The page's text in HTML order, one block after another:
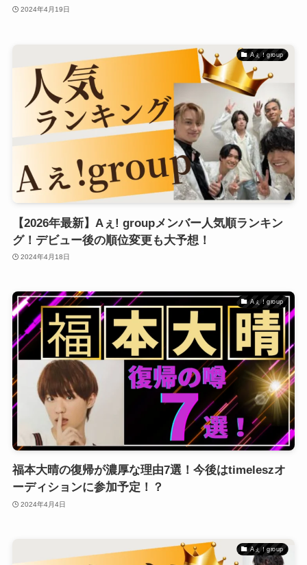
2024年4月19日
Aぇ！group
【2026年最新】Aぇ! groupメンバー人気順ランキン
グ！デビュー後の順位変更も大予想！
2024年4月18日
Aぇ！group
福本大晴の復帰が濃厚な理由7選！今後はtimeleszオ
ーディションに参加予定！？
2024年4月4日
Aぇ！group